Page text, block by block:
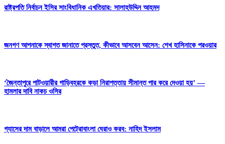
রাষ্ট্রপতি নির্বাচন ইসির সাংবিধানিক এখতিয়ার: সালাহউদ্দিন আহমদ
জনগণ আপনাকে স্বাগত জানাতে প্রস্তুত, কীভাবে আসবেন আসেন: শেখ হাসিনাকে পরওয়ার
‘জৈন্তাপুরে পাটওয়ারীর গাড়িবহরকে কড়া নিরাপত্তায় সীমান্ত পার করে দেওয়া হয়’ —
হামলার দাবি নাকচ ওসির
গ্যাসের দাম বাড়ালে আমরা পেট্রোবাংলা ঘেরাও করব: নাহিদ ইসলাম